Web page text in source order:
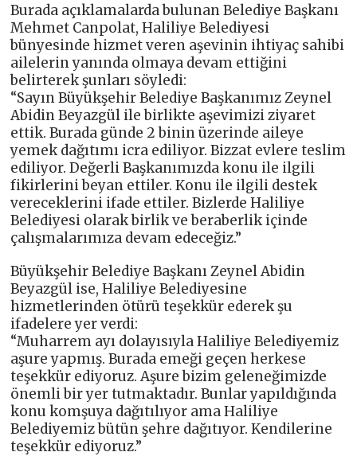
Burada açıklamalarda bulunan Belediye Başkanı
Mehmet Canpolat, Haliliye Belediyesi
bünyesinde hizmet veren aşevinin ihtiyaç sahibi
ailelerin yanında olmaya devam ettiğini
belirterek şunları söyledi:
“Sayın Büyükşehir Belediye Başkanımız Zeynel
Abidin Beyazgül ile birlikte aşevimizi ziyaret
ettik. Burada günde 2 binin üzerinde aileye
yemek dağıtımı icra ediliyor. Bizzat evlere teslim
ediliyor. Değerli Başkanımızda konu ile ilgili
fikirlerini beyan ettiler. Konu ile ilgili destek
vereceklerini ifade ettiler. Bizlerde Haliliye
Belediyesi olarak birlik ve beraberlik içinde
çalışmalarımıza devam edeceğiz.”
Büyükşehir Belediye Başkanı Zeynel Abidin
Beyazgül ise, Haliliye Belediyesine
hizmetlerinden ötürü teşekkür ederek şu
ifadelere yer verdi:
“Muharrem ayı dolayısıyla Haliliye Belediyemiz
aşure yapmış. Burada emeği geçen herkese
teşekkür ediyoruz. Aşure bizim geleneğimizde
önemli bir yer tutmaktadır. Bunlar yapıldığında
konu komşuya dağıtılıyor ama Haliliye
Belediyemiz bütün şehre dağıtıyor. Kendilerine
teşekkür ediyoruz.”